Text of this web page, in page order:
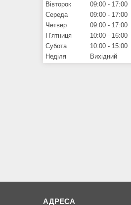
Вівторок
09:00
17:00
Середа
09:00
17:00
Четвер
09:00
17:00
Пʼятниця
10:00
16:00
Субота
10:00
15:00
Неділя
Вихідний